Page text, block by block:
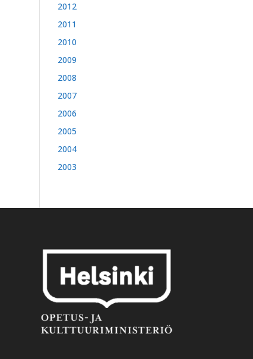
2012
2011
2010
2009
2008
2007
2006
2005
2004
2003